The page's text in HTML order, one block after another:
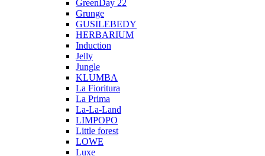
GreenDay 22
Grunge
GUSILEBEDY
HERBARIUM
Induction
Jelly
Jungle
KLUMBA
La Fioritura
La Prima
La-La-Land
LIMPOPO
Little forest
LOWE
Luxe